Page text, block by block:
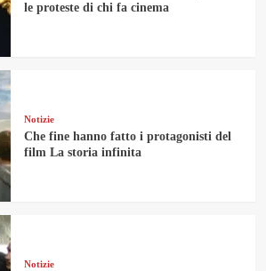
le proteste di chi fa cinema
Notizie
Che fine hanno fatto i protagonisti del
film La storia infinita
Notizie